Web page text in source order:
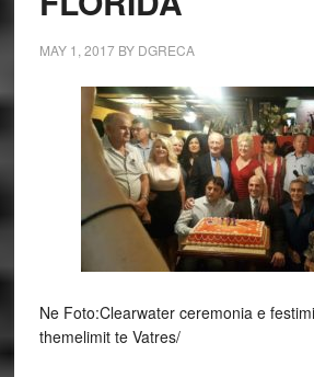
MAY 1, 2017BY DGRECA
Ne Foto:Clearwater ceremonia e
themelimit te Vatres/